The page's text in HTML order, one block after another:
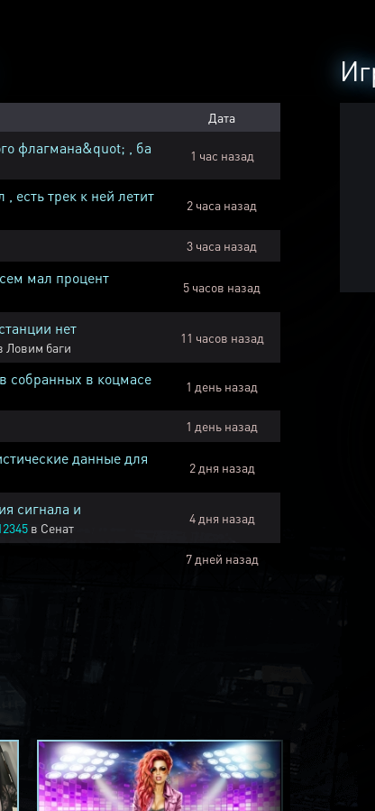
Дата
флагмана&quot; , ба 1 час назад
есть трек к ней летит
2 часа назад
3 часа назад
мал процент
5 часов назад
нет
Ловим баги
11 часов назад
собранных в коцмасе 1 день назад
1 день назад
данные для
2 дня назад
сигнала и
в Сенат
4 дня назад
7 дней назад